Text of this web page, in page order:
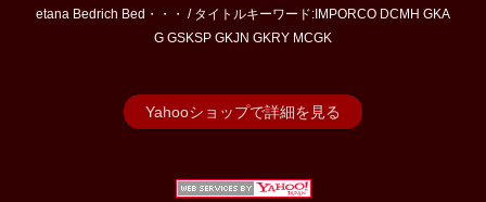
etana Bedrich Bed・・・ / タイトルキーワード:IMPORCO DCMH GKA
G GSKSP GKJN GKRY MCGK
Yahooショップで詳細を見る